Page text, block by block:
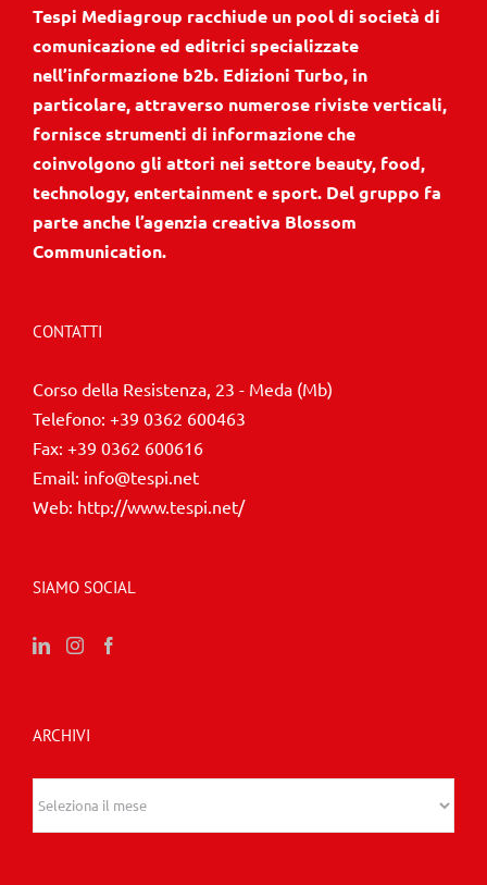
Tespi Mediagroup racchiude un pool di società di
comunicazione ed editrici specializzate
nell’informazione b2b. Edizioni Turbo, in
particolare, attraverso numerose riviste verticali,
fornisce strumenti di informazione che
coinvolgono gli attori nei settore beauty, food,
technology, entertainment e sport. Del gruppo fa
parte anche l’agenzia creativa Blossom
Communication.
CONTATTI
Corso della Resistenza, 23 - Meda (Mb)
Telefono: +39 0362 600463
Fax: +39 0362 600616
Email: info@tespi.net
Web: http://www.tespi.net/
SIAMO SOCIAL
ARCHIVI